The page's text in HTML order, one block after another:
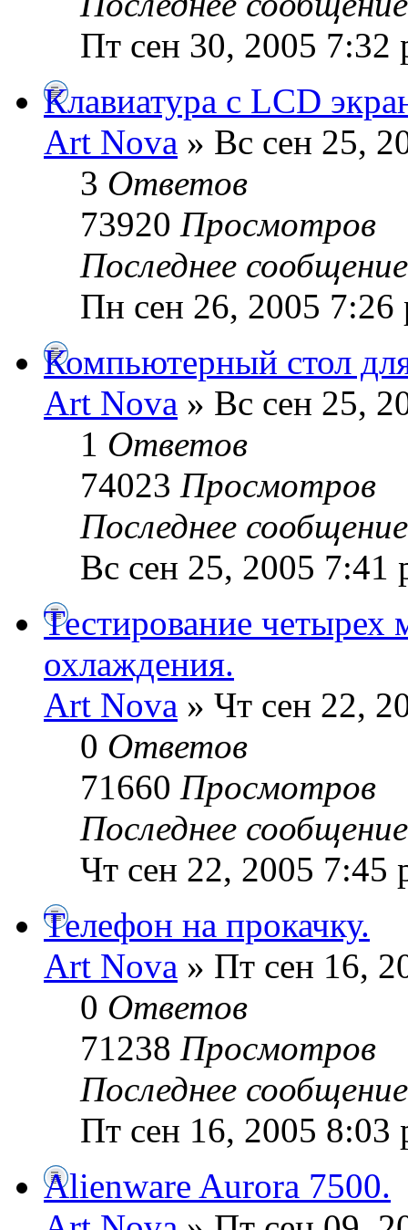
Пт сен 30, 2005 7:32
Клавиатура с LCD
Art Nova » Вс сен 25,
3 Ответов
73920 Просмотров
Последнее
Пн сен 26, 2005 7:26
Компьютерный стол
Art Nova » Вс сен 25,
1 Ответов
74023 Просмотров
Последнее
Вс сен 25, 2005 7:41
Тестирование четырех
охлаждения.
Art Nova » Чт сен 22,
0 Ответов
71660 Просмотров
Последнее
Чт сен 22, 2005 7:45
Телефон на прокачку.
Art Nova » Пт сен 16,
0 Ответов
71238 Просмотров
Последнее
Пт сен 16, 2005 8:03
Alienware Aurora 7500.